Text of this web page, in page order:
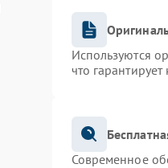
Используются
что
Современное